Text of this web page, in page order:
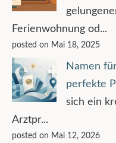
Ferienwohnung od...
posted on Mai 18, 2025
Namen
perfekte
sich ein
Arztpr...
posted on Mai 12, 2026